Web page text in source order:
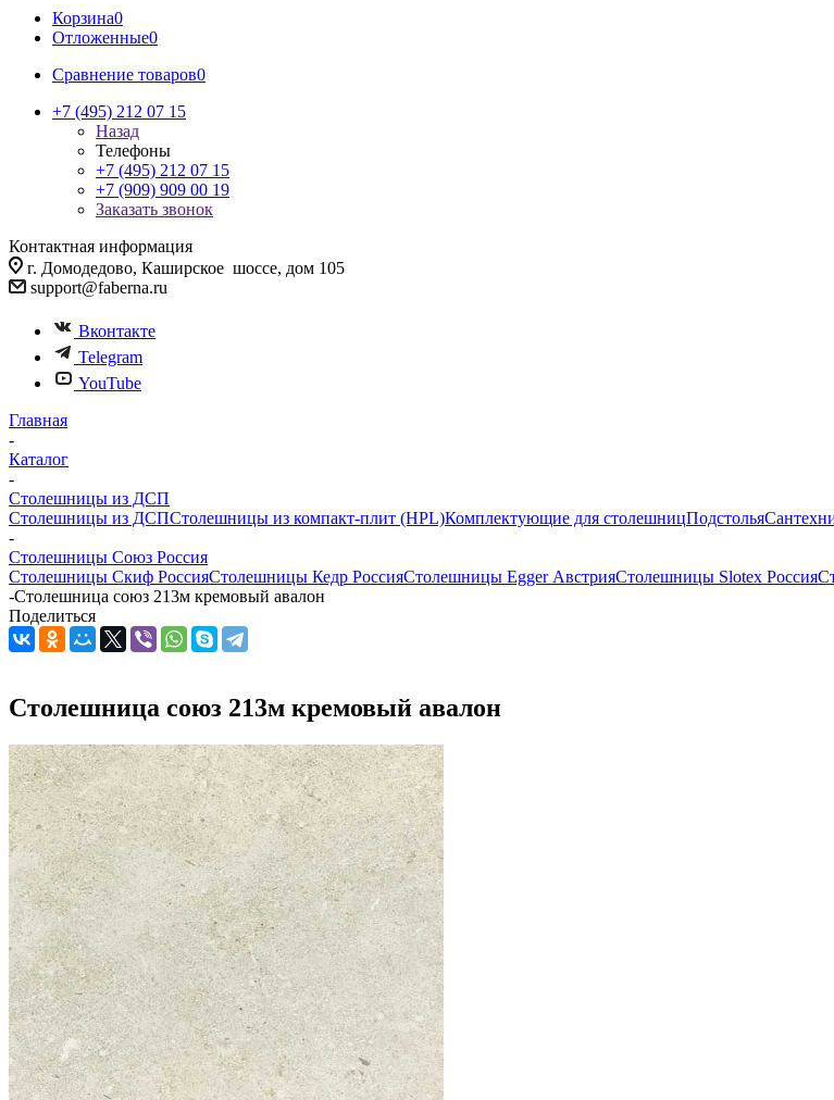
Корзина0
Отложенные0
Сравнение товаров0
+7 (495) 212 07 15
Назад
Телефоны
+7 (495) 212 07 15
+7 (909) 909 00 19
Заказать звонок
Контактная информация
г. Домодедово, Каширское шоссе, дом 105
support@faberna.ru
Вконтакте
Telegram
YouTube
Главная
-
Каталог
-
Столешницы из ДСП
Столешницы из ДСПСтолешницы из компакт-плит (HPL)Комплектующие для столешницПодстолья
-
Столешницы Союз Россия
Столешницы Скиф РоссияСтолешницы Кедр РоссияСтолешницы Egger АвстрияСтолешницы Slotex Россия
-Столешница союз 213м кремовый авалон
Поделиться
Столешница союз 213м кремовый авалон